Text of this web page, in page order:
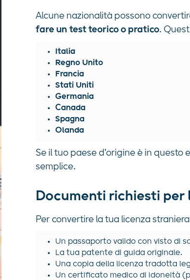
Alcune nazionalità possono
fare un test teorico o pratico.
Italia
Regno Unito
Francia
Stati Uniti
Germania
Canada
Spagna
Olanda
Se il tuo paese d'origine è in questo
semplice.
Documenti richiesti per
Per convertire la tua licenza
Un passaporto valido con visto di
La tua patente di guida originale.
Una copia della licenza tradotta
Un certificato medico di idoneità